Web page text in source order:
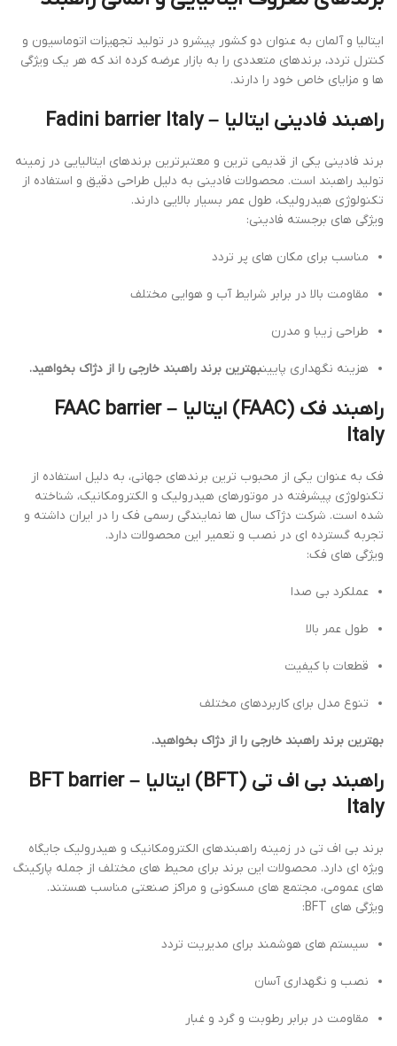
ایتالیا و آلمان به عنوان دو کشور پیشرو در تولید تجهیزات اتوماسیون و
کنترل تردد، برندهای متعددی را به بازار عرضه کرده اند که هر یک ویژگی
ها و مزایای خاص خود را دارند.
راهبند فادینی ایتالیا –Fadini barrier Italy
برند فادینی یکی از قدیمی ترین و معتبرترین برندهای ایتالیایی در زمینه
تولید راهبند است. محصولات فادینی به دلیل طراحی دقیق و استفاده از
تکنولوژی هیدرولیک، طول عمر بسیار بالایی دارند.
ویژگی های برجسته فادینی:
مناسب برای مکان های پر تردد
مقاومت بالا در برابر شرایط آب و هوایی مختلف
طراحی زیبا و مدرن
هزینه نگهداری پایینبهترین برند راهبند خارجی را از دژاک بخواهید.
راهبند فک (FAAC) ایتالیا –
FAAC barrier
Italy
فک به عنوان یکی از محبوب ترین برندهای جهانی، به دلیل استفاده از
تکنولوژی پیشرفته در موتورهای هیدرولیک و الکترومکانیک، شناخته
شده است. شرکت دژآک سال ها نمایندگی رسمی فک را در ایران داشته و
تجربه گسترده ای در نصب و تعمیر این محصولات دارد.
ویژگی های فک:
عملکرد بی صدا
طول عمر بالا
قطعات با کیفیت
تنوع مدل برای کاربردهای مختلف
بهترین برند راهبند خارجی را از دژاک بخواهید.
راهبند بی اف تی (BFT) ایتالیا –
BFT barrier
Italy
برند بی اف تی در زمینه راهبندهای الکترومکانیک و هیدرولیک جایگاه
ویژه ای دارد. محصولات این برند برای محیط های مختلف از جمله پارکینگ
های عمومی، مجتمع های مسکونی و مراکز صنعتی مناسب هستند.
ویژگی های BFT:
سیستم های هوشمند برای مدیریت تردد
نصب و نگهداری آسان
مقاومت در برابر رطوبت و گرد و غبار